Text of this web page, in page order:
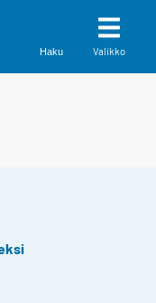
Haku Valikko